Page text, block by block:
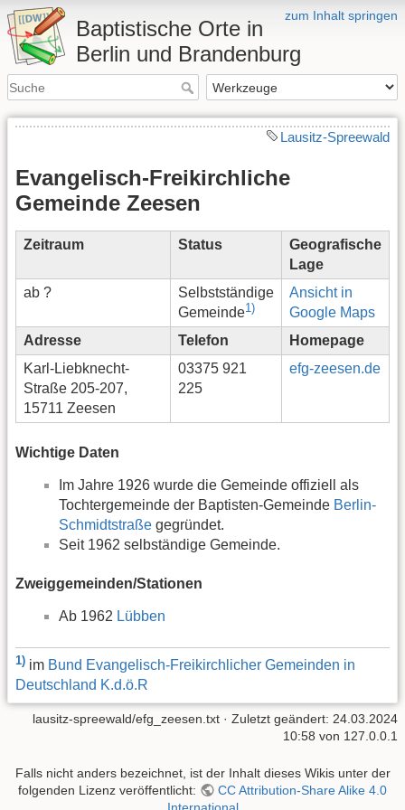
zum Inhalt springen
Baptistische Orte in
Berlin und Brandenburg
Lausitz-Spreewald
Evangelisch-Freikirchliche
Gemeinde Zeesen
Zeitraum Status
Geografische
Lage
ab ?
Selbstständige
Gemeinde1)
Ansicht in
Google Maps
Adresse
Telefon
Homepage
Karl-Liebknecht-
Straße 205-207,
15711 Zeesen
03375 921
225
efg-zeesen.de
Wichtige Daten
Im Jahre 1926 wurde die Gemeinde offiziell als
Tochtergemeinde der Baptisten-Gemeinde Berlin-
Schmidtstraße gegründet.
Seit 1962 selbständige Gemeinde.
Zweiggemeinden/Stationen
Ab 1962 Lübben
1) im Bund Evangelisch-Freikirchlicher Gemeinden in
Deutschland K.d.ö.R
lausitz-spreewald/efg_zeesen.txt · Zuletzt geändert: 24.03.2024
10:58 von 127.0.0.1
Falls nicht anders bezeichnet, ist der Inhalt dieses Wikis unter der
folgenden Lizenz veröffentlicht:
CC Attribution-Share Alike 4.0